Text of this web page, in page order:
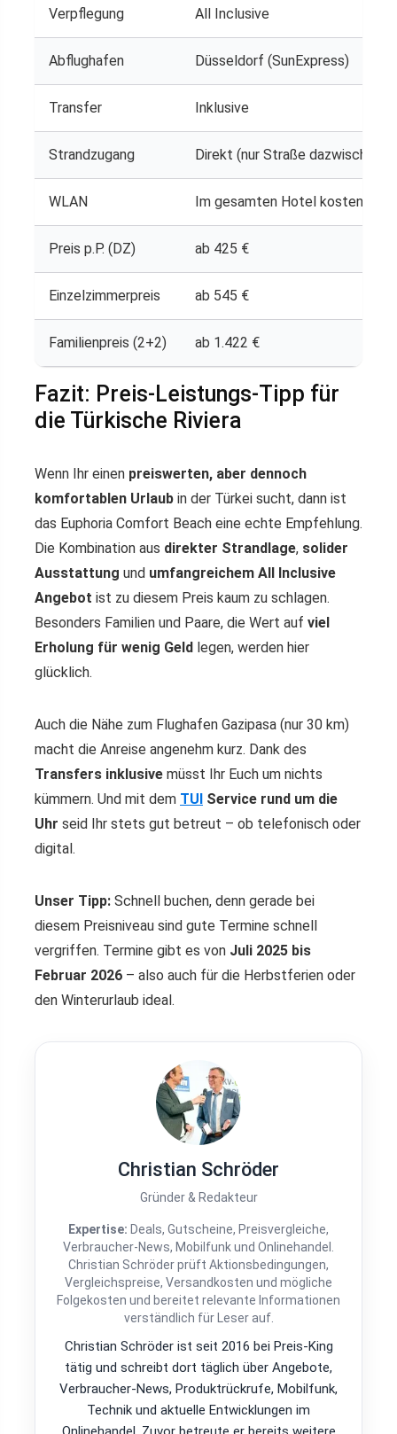
Verpflegung All Inclusive
Abflughafen Düsseldorf (SunExpress)
Transfer Inklusive
Strandzugang Direkt (nur Straße dazwischen)
WLAN Im gesamten Hotel kostenlos
Preis p.P. (DZ) ab 425 €
Einzelzimmerpreis ab 545 €
Familienpreis (2+2) ab 1.422 €
Fazit: Preis-Leistungs-Tipp für
die Türkische Riviera
Wenn Ihr einen preiswerten, aber dennoch
komfortablen Urlaub in der Türkei sucht, dann ist
das Euphoria Comfort Beach eine echte Empfehlung.
Die Kombination aus direkter Strandlage, solider
Ausstattung und umfangreichem All Inclusive
Angebot ist zu diesem Preis kaum zu schlagen.
Besonders Familien und Paare, die Wert auf viel
Erholung für wenig Geld legen, werden hier
glücklich.
Auch die Nähe zum Flughafen Gazipasa (nur 30 km)
macht die Anreise angenehm kurz. Dank des
Transfers inklusive müsst Ihr Euch um nichts
kümmern. Und mit dem TUI Service rund um die
Uhr seid Ihr stets gut betreut – ob telefonisch oder
digital.
Unser Tipp: Schnell buchen, denn gerade bei
diesem Preisniveau sind gute Termine schnell
vergriffen. Termine gibt es von Juli 2025 bis
Februar 2026 – also auch für die Herbstferien oder
den Winterurlaub ideal.
Christian Schröder
Gründer & Redakteur
Expertise: Deals, Gutscheine, Preisvergleiche,
Verbraucher-News, Mobilfunk und Onlinehandel.
Christian Schröder prüft Aktionsbedingungen,
Vergleichspreise, Versandkosten und mögliche
Folgekosten und bereitet relevante Informationen
verständlich für Leser auf.
Christian Schröder ist seit 2016 bei Preis-King
tätig und schreibt dort täglich über Angebote,
Verbraucher-News, Produktrückrufe, Mobilfunk,
Technik und aktuelle Entwicklungen im